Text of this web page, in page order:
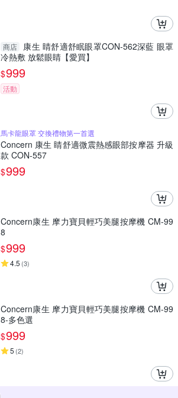
商店
康生 睛舒適舒眠眼罩CON-562深藍 眼罩
冷熱敷 放鬆眼睛【愛買】
$999
活動
馬卡龍眼罩 交換禮物第一首選
Concern 康生 睛舒適微震熱感眼部按摩器 升級
款 CON-557
$999
Concern康生 摩力寶貝輕巧美腿按摩機 CM-99
8
$999
4.5 (3)
Concern康生 摩力寶貝輕巧美腿按摩機 CM-99
8-多色選
$999
5 (2)